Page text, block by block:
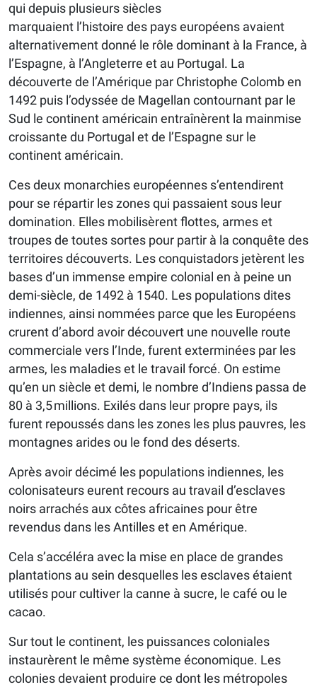
qui depuis plusieurs siècles
marquaient l’histoire des pays européens avaient
alternativement donné le rôle dominant à la France, à
l’Espagne, à l’Angleterre et au Portugal. La
découverte de l’Amérique par Christophe Colomb en
1492 puis l’odyssée de Magellan contournant par le
Sud le continent américain entraînèrent la mainmise
croissante du Portugal et de l’Espagne sur le
continent américain.
Ces deux monarchies européennes s’entendirent
pour se répartir les zones qui passaient sous leur
domination. Elles mobilisèrent flottes, armes et
troupes de toutes sortes pour partir à la conquête des
territoires découverts. Les conquistadors jetèrent les
bases d’un immense empire colonial en à peine un
demi-siècle, de 1492 à 1540. Les populations dites
indiennes, ainsi nommées parce que les Européens
crurent d’abord avoir découvert une nouvelle route
commerciale vers l’Inde, furent exterminées par les
armes, les maladies et le travail forcé. On estime
qu’en un siècle et demi, le nombre d’Indiens passa de
80 à 3,5 millions. Exilés dans leur propre pays, ils
furent repoussés dans les zones les plus pauvres, les
montagnes arides ou le fond des déserts.
Après avoir décimé les populations indiennes, les
colonisateurs eurent recours au travail d’esclaves
noirs arrachés aux côtes africaines pour être
revendus dans les Antilles et en Amérique.
Cela s’accéléra avec la mise en place de grandes
plantations au sein desquelles les esclaves étaient
utilisés pour cultiver la canne à sucre, le café ou le
cacao.
Sur tout le continent, les puissances coloniales
instaurèrent le même système économique. Les
colonies devaient produire ce dont les métropoles